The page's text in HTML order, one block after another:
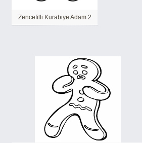
Zencefilli Kurabiye Adam 2